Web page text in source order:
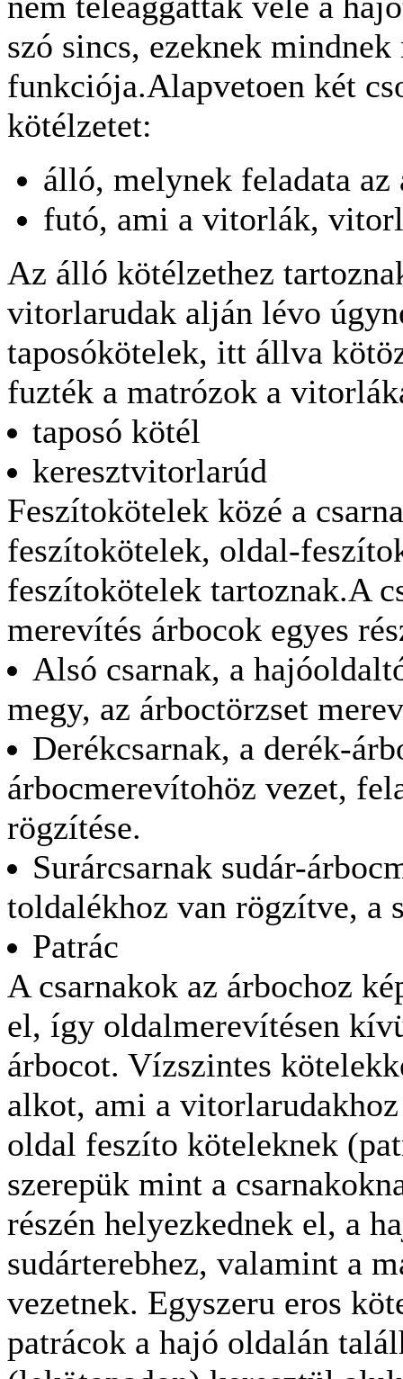
szó sincs, ezeknek
funkciója.Alapvetoen két
kötélzetet:
álló, melynek feladata az
futó, ami a vitorlák,
Az álló kötélzethez
vitorlarudak alján lévo
taposókötelek, itt állva
fuzték a matrózok a
taposó kötél
keresztvitorlarúd
Feszítokötelek közé a
feszítokötelek, oldal-
feszítokötelek tartoznak.A
merevítés árbocok egyes
Alsó csarnak, a
megy, az árboctörzset
Derékcsarnak, a derék-
árbocmerevítohöz vezet,
rögzítése.
Surárcsarnak sudár-
toldalékhoz van rögzítve, a
Patrác
A csarnakok az árbochoz
el, így oldalmerevítésen
árbocot. Vízszintes
alkot, ami a
oldal feszíto köteleknek
szerepük mint a
részén helyezkednek el, a
sudárterebhez, valamint a
vezetnek. Egyszeru eros
patrácok a hajó oldalán